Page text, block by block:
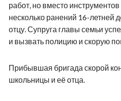
работ, но вместо
несколько ранений 16-летней
отцу. Супруга главы семьи
и вызвать полицию и скорую
Прибывшая бригада скорой
школьницы и её отца.